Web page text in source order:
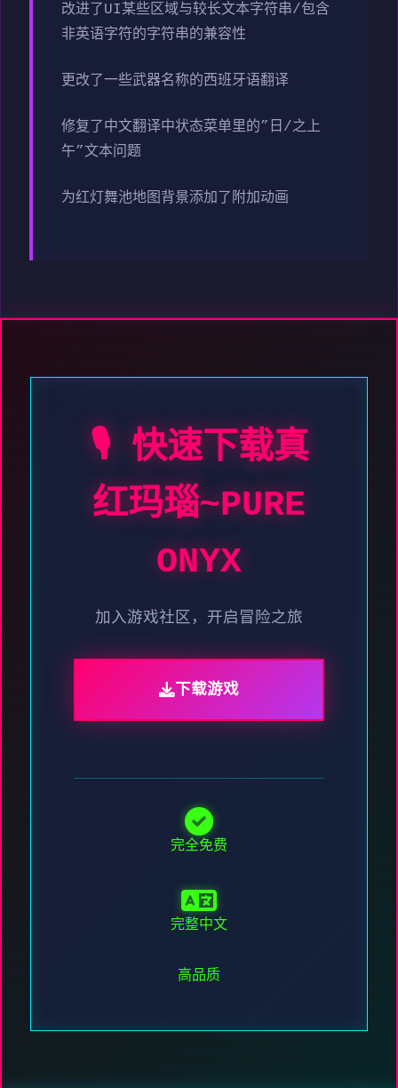
改进了UI某些区域与较长文本字符串/包含
非英语字符的字符串的兼容性
更改了一些武器名称的西班牙语翻译
修复了中文翻译中状态菜单里的”日/之上
午”文本问题
为红灯舞池地图背景添加了附加动画
🎙️ 快速下载真
红玛瑙~PURE
ONYX
加入游戏社区，开启冒险之旅
下载游戏
完全免费
完整中文
高品质